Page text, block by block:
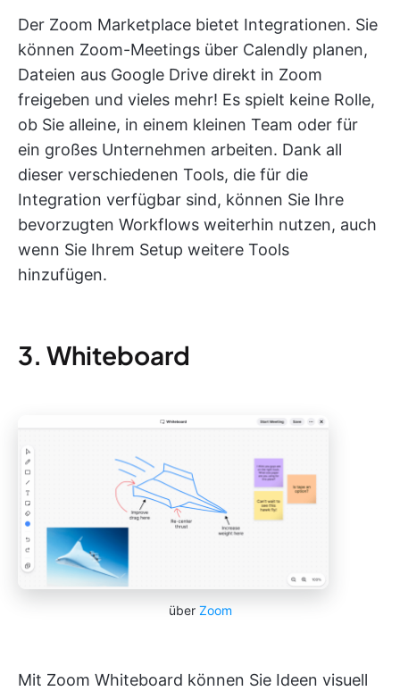
Der Zoom Marketplace bietet Integrationen. Sie
können Zoom-Meetings über Calendly planen,
Dateien aus Google Drive direkt in Zoom
freigeben und vieles mehr! Es spielt keine Rolle,
ob Sie alleine, in einem kleinen Team oder für
ein großes Unternehmen arbeiten. Dank all
dieser verschiedenen Tools, die für die
Integration verfügbar sind, können Sie Ihre
bevorzugten Workflows weiterhin nutzen, auch
wenn Sie Ihrem Setup weitere Tools
hinzufügen.
3. Whiteboard
über Zoom
Mit Zoom Whiteboard können Sie Ideen visuell